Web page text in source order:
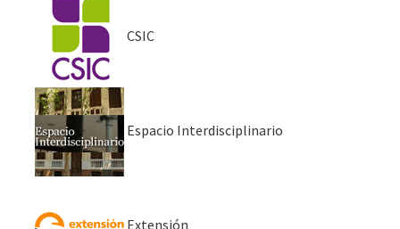
CSIC
Espacio Interdisciplinario
Extensión